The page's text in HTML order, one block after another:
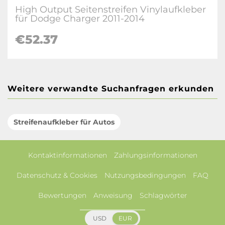
High Output Seitenstreifen Vinylaufkleber
für Dodge Charger 2011-2014
€52.37
Weitere verwandte Suchanfragen erkunden
Streifenaufkleber für Autos
Kontaktinformationen Zahlungsinformationen
Datenschutz & Cookies Nutzungsbedingungen FAQ
Bewertungen Anweisung Schlagwörter
USD EUR